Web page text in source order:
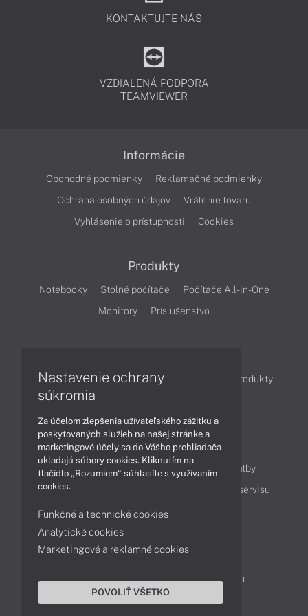
KONTAKTUJTE NÁS
VZDIALENÁ PODPORA
TEAMVIEWER
Informácie
Obchodné podmienky
Reklamačné podmienky
Ochrana osobných údajov
Vrátenie tovaru
Vyhlásenie o prístupnosti
Cookies
Produkty
Notebooky Stolné počítače
Počítače All-in-One
Monitory
Príslušenstvo
Obchodné informácie Novinky
Produkty
Obsah
Ako nakupovať
Možnosti doručenia a platby
Podpora a servis
Cenník servisu
043 4224 771
Servisné oddelenie
Reklamácia tovaru
Nastavenie ochrany
súkromia
Za účelom zlepšenia užívateľského zážitku a
poskytovaných služieb na našej stránke a
marketingové účely sa do Vášho prehliadača
ukladajú súbory cookies. Kliknutím na
tlačidlo „Rozumiem“ súhlasíte s využívaním
cookies.
Funkčné a technické cookies
Analytické cookies
Marketingové a reklamné cookies
POVOLIŤ VŠETKO